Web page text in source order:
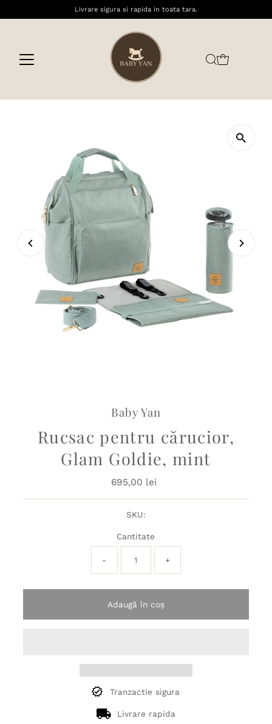
Livrare sigura si rapida in toata tara.
Baby Yan
Rucsac pentru cărucior,
Glam Goldie, mint
Preț
695,00 lei
SKU:
Cantitate
- +
Adaugă în coș
Tranzactie sigura
Livrare rapida